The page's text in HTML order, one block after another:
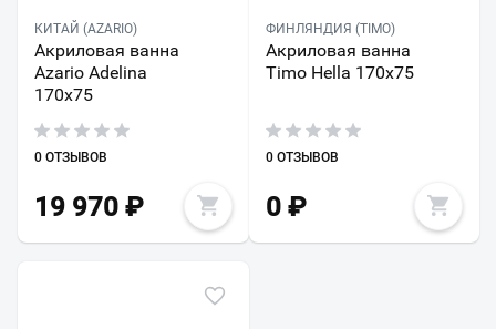
КИТАЙ (AZARIO)
Акриловая ванна
Azario Adelina
170х75
0 ОТЗЫВОВ
19 970 ₽
ФИНЛЯНДИЯ (TIMO)
Акриловая ванна
Timo Hella 170х75
0 ОТЗЫВОВ
0₽